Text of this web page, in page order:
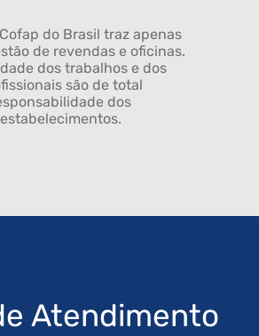
do Brasil traz apenas
de revendas e oficinas.
dos trabalhos e dos
são de total
dos
estabelecimentos.
Atendimento